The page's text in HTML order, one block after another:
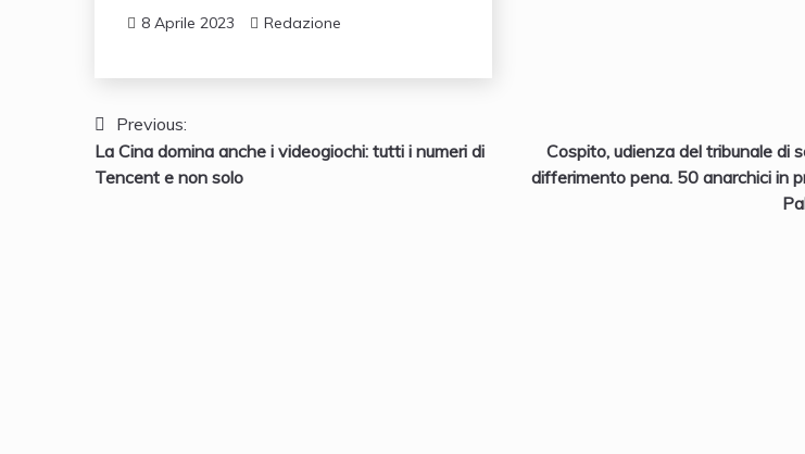
8 Aprile 2023 Redazione
Navigazione
articoli
Previous:
La Cina domina anche i videogiochi: tutti i numeri di
Tencent e non solo
Cospito, udienza del tribunale di
differimento pena. 50 anarchici in